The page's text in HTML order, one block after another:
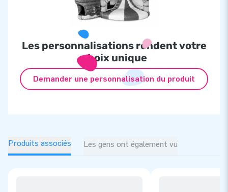
Les personnalisations rendent votre
choix unique
Demander une personnalisation du produit
Produits associés Les gens ont également vu